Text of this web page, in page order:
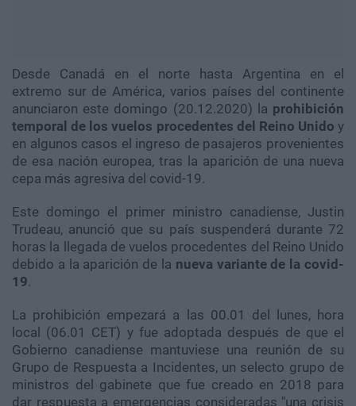
Desde Canadá en el norte hasta Argentina en el
extremo sur de América, varios países del continente
anunciaron este domingo (20.12.2020) la prohibición
temporal de los vuelos procedentes del Reino Unido y
en algunos casos el ingreso de pasajeros provenientes
de esa nación europea, tras la aparición de una nueva
cepa más agresiva del covid-19.
Este domingo el primer ministro canadiense, Justin
Trudeau, anunció que su país suspenderá durante 72
horas la llegada de vuelos procedentes del Reino Unido
debido a la aparición de la nueva variante de la covid-
19.
La prohibición empezará a las 00.01 del lunes, hora
local (06.01 CET) y fue adoptada después de que el
Gobierno canadiense mantuviese una reunión de su
Grupo de Respuesta a Incidentes, un selecto grupo de
ministros del gabinete que fue creado en 2018 para
dar respuesta a emergencias consideradas "una crisis